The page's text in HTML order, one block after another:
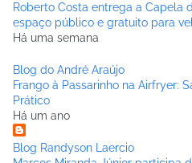
Roberto Costa entrega a Capela
espaço público e gratuito para
Há uma semana
Blog do André Araújo
Frango à Passarinho na Airfryer:
Prático
Há um ano
Blog Randyson Laercio